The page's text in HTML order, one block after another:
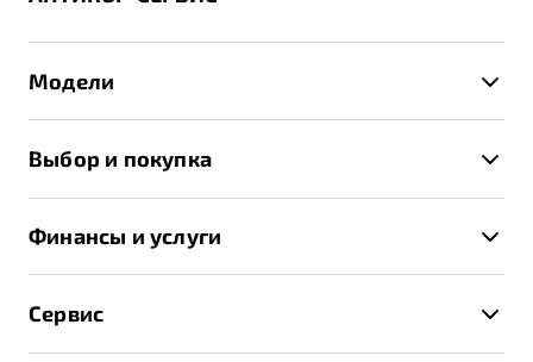
Модели
X70
Выбор и покупка
Спецпредложения и Акции
Записаться на тест-драйв
Получить предложение
Финансы и услуги
Трейд-ин
Сервис